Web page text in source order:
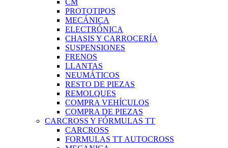
CM
PROTOTIPOS
MECÁNICA
ELECTRÓNICA
CHASIS Y CARROCERÍA
SUSPENSIONES
FRENOS
LLANTAS
NEUMÁTICOS
RESTO DE PIEZAS
REMOLQUES
COMPRA VEHÍCULOS
COMPRA DE PIEZAS
CARCROSS Y FÓRMULAS TT
CARCROSS
FORMULAS TT AUTOCROSS